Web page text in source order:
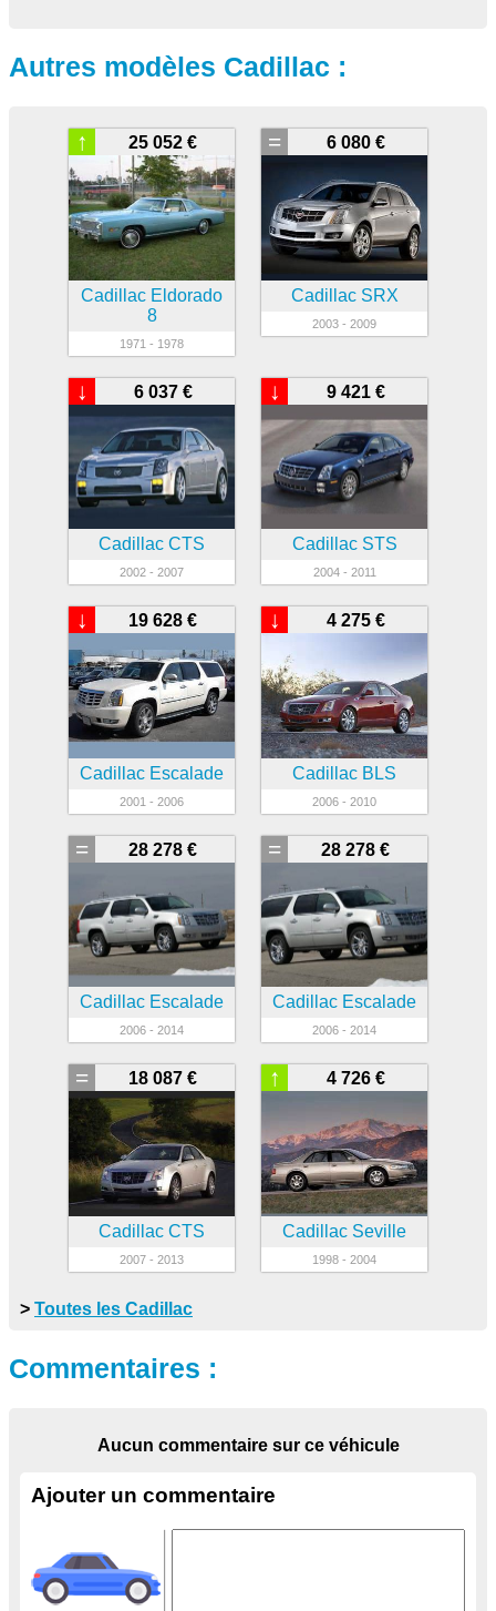
Autres modèles Cadillac :
25 052 €
↑
Cadillac Eldorado
8
1971 - 1978
6 080 €
=
Cadillac SRX
2003 - 2009
6 037 €
↓
Cadillac CTS
2002 - 2007
9 421 €
↓
Cadillac STS
2004 - 2011
19 628 €
↓
Cadillac Escalade
2001 - 2006
4 275 €
↓
Cadillac BLS
2006 - 2010
28 278 €
=
Cadillac Escalade
2006 - 2014
28 278 €
=
Cadillac Escalade
2006 - 2014
18 087 €
=
Cadillac CTS
2007 - 2013
4 726 €
↑
Cadillac Seville
1998 - 2004
> Toutes les Cadillac
Commentaires :
Aucun commentaire sur ce véhicule
Ajouter un commentaire